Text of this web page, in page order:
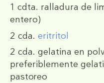
1 cdta. ralladura de
entero)
2 cda. eritritol
2 cda. gelatina en
preferiblemente
pastoreo